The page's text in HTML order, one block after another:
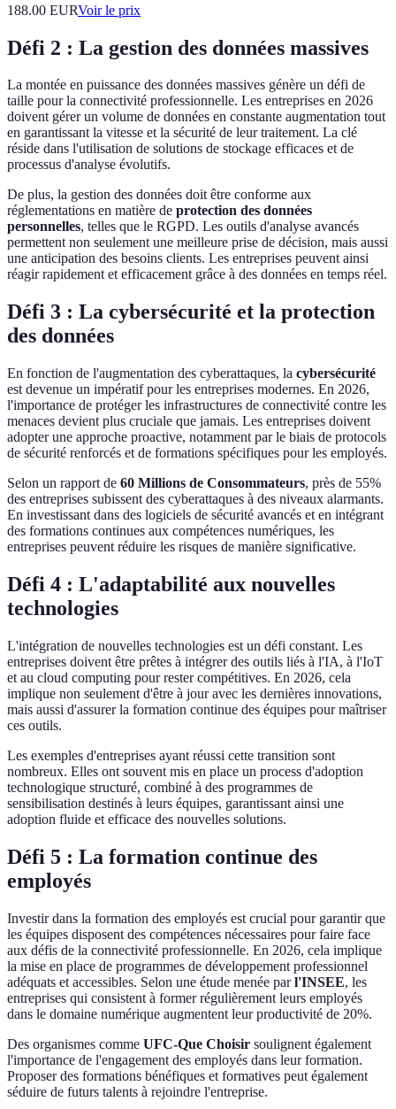
188.00 EURVoir le prix
Défi 2 : La gestion des données massives
La montée en puissance des données massives génère un défi de
taille pour la connectivité professionnelle. Les entreprises en 2026
doivent gérer un volume de données en constante augmentation tout
en garantissant la vitesse et la sécurité de leur traitement. La clé
réside dans l'utilisation de solutions de stockage efficaces et de
processus d'analyse évolutifs.
De plus, la gestion des données doit être conforme aux
réglementations en matière de protection des données
personnelles, telles que le RGPD. Les outils d'analyse avancés
permettent non seulement une meilleure prise de décision, mais aussi
une anticipation des besoins clients. Les entreprises peuvent ainsi
réagir rapidement et efficacement grâce à des données en temps réel.
Défi 3 : La cybersécurité et la protection
des données
En fonction de l'augmentation des cyberattaques, la cybersécurité
est devenue un impératif pour les entreprises modernes. En 2026,
l'importance de protéger les infrastructures de connectivité contre les
menaces devient plus cruciale que jamais. Les entreprises doivent
adopter une approche proactive, notamment par le biais de protocols
de sécurité renforcés et de formations spécifiques pour les employés.
Selon un rapport de 60 Millions de Consommateurs, près de 55%
des entreprises subissent des cyberattaques à des niveaux alarmants.
En investissant dans des logiciels de sécurité avancés et en intégrant
des formations continues aux compétences numériques, les
entreprises peuvent réduire les risques de manière significative.
Défi 4 : L'adaptabilité aux nouvelles
technologies
L'intégration de nouvelles technologies est un défi constant. Les
entreprises doivent être prêtes à intégrer des outils liés à l'IA, à l'IoT
et au cloud computing pour rester compétitives. En 2026, cela
implique non seulement d'être à jour avec les dernières innovations,
mais aussi d'assurer la formation continue des équipes pour maîtriser
ces outils.
Les exemples d'entreprises ayant réussi cette transition sont
nombreux. Elles ont souvent mis en place un process d'adoption
technologique structuré, combiné à des programmes de
sensibilisation destinés à leurs équipes, garantissant ainsi une
adoption fluide et efficace des nouvelles solutions.
Défi 5 : La formation continue des
employés
Investir dans la formation des employés est crucial pour garantir que
les équipes disposent des compétences nécessaires pour faire face
aux défis de la connectivité professionnelle. En 2026, cela implique
la mise en place de programmes de développement professionnel
adéquats et accessibles. Selon une étude menée parl'INSEE, les
entreprises qui consistent à former régulièrement leurs employés
dans le domaine numérique augmentent leur productivité de 20%.
Des organismes comme UFC-Que Choisir soulignent également
l'importance de l'engagement des employés dans leur formation.
Proposer des formations bénéfiques et formatives peut également
séduire de futurs talents à rejoindre l'entreprise.